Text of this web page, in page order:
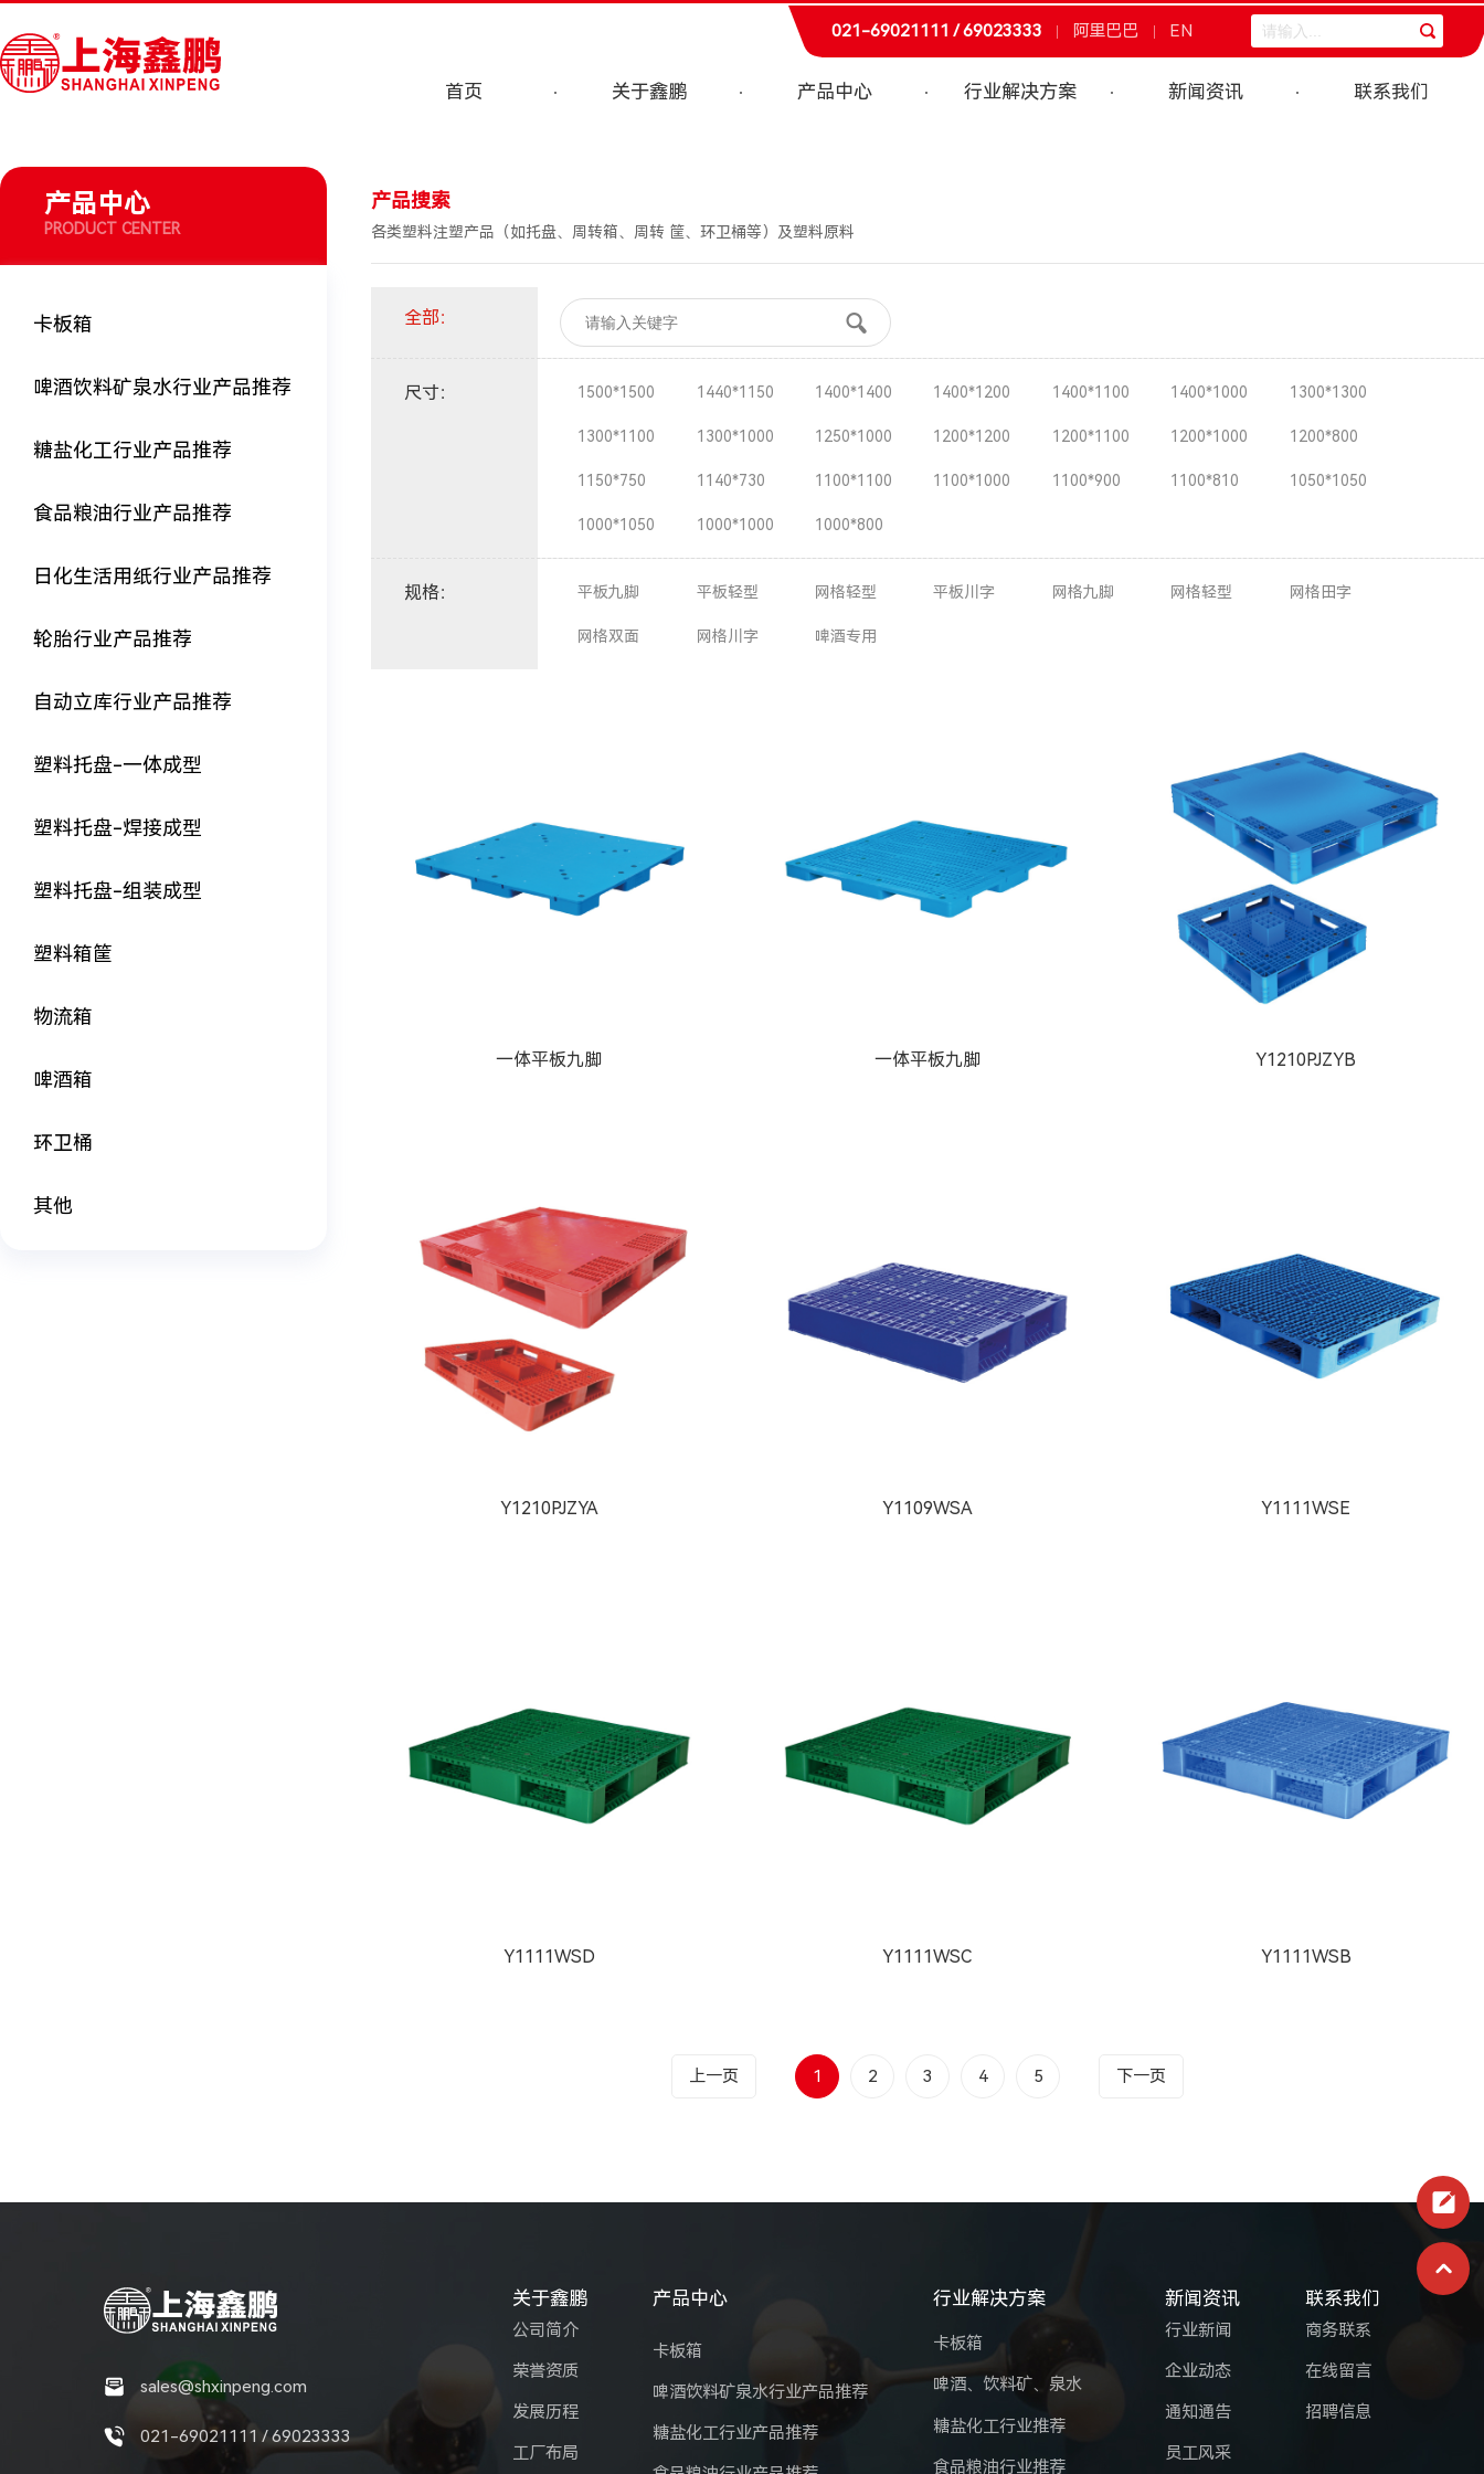
021-69021111 / 69023333 阿里巴巴 EN
首页 关于鑫鹏 产品中心 行业解决方案 新闻资讯 联系我们
产品中心
PRODUCT CENTER
卡板箱
啤酒饮料矿泉水行业产品推荐
糖盐化工行业产品推荐
食品粮油行业产品推荐
日化生活用纸行业产品推荐
轮胎行业产品推荐
自动立库行业产品推荐
塑料托盘-一体成型
塑料托盘-焊接成型
塑料托盘-组装成型
塑料箱筐
物流箱
啤酒箱
环卫桶
其他
产品搜索
各类塑料注塑产品（如托盘、周转箱、周转 筐、环卫桶等）及塑料原料
全部：
尺寸： 1500*1500 1440*1150 1400*1400 1400*1200 1400*1100 1400*1000 1300*1300
1300*1100 1300*1000 1250*1000 1200*1200 1200*1100 1200*1000 1200*800
1150*750 1140*730 1100*1100 1100*1000 1100*900 1100*810 1050*1050
1000*1050 1000*1000 1000*800
规格： 平板九脚 平板轻型 网格轻型 平板川字 网格九脚 网格轻型 网格田字
网格双面 网格川字 啤酒专用
一体平板九脚 一体平板九脚 Y1210PJZYB
Y1210PJZYA Y1109WSA Y1111WSE
Y1111WSD Y1111WSC Y1111WSB
上一页 1 2 3 4 5 下一页
sales@shxinpeng.com
021-69021111 / 69023333
关于鑫鹏
公司简介
荣誉资质
发展历程
工厂布局
产品中心
卡板箱
啤酒饮料矿泉水行业产品推荐
糖盐化工行业产品推荐
行业解决方案
卡板箱
啤酒、饮料矿、泉水
糖盐化工行业推荐
食品粮油行业推荐
新闻资讯
行业新闻
企业动态
通知通告
员工风采
联系我们
商务联系
在线留言
招聘信息